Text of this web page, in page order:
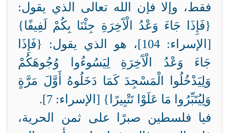
فقط، وإلا فإن الله تعالى الذي يقول:
{فَإِذَا جَاءَ وَعْدُ الْآَخِرَةِ جِئْنَا بِكُمْ لَفِيفًا}
[الإسراء: 104]، هو الذي يقول: {فَإِذَا
جَاءَ وَعْدُ الْآَخِرَةِ لِيَسُوءُوا وُجُوهَكُمْ
وَلِيَدْخُلُوا الْمَسْجِدَ كَمَا دَخَلُوهُ أَوَّلَ مَرَّةٍ
وَلِيُتَبِّرُوا مَا عَلَوْا تَتْبِيرًا} [الإسراء: 7].
فيا فلسطين صبرًا على ثمن الحرية،